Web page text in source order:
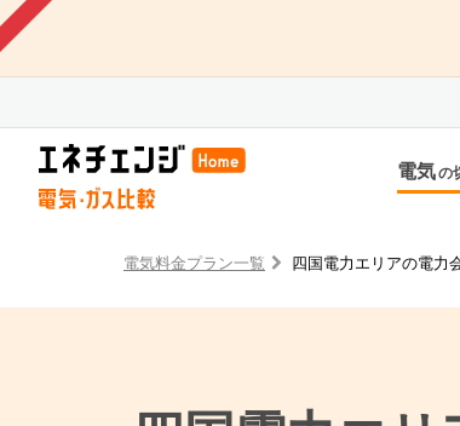
電気の
電気料金プラン一覧 四国電力エリアの電力